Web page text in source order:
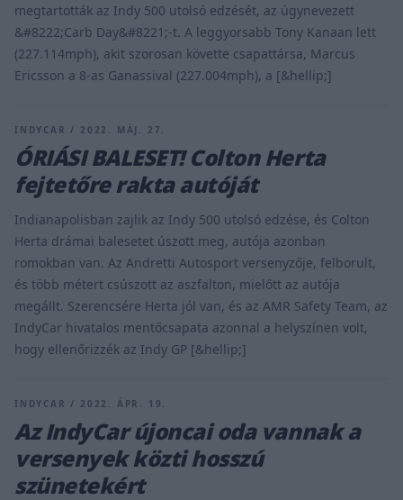
megtartották az Indy 500 utolsó edzését, az úgynevezett
&#8222;Carb Day&#8221;-t. A leggyorsabb Tony Kanaan lett
(227.114mph), akit szorosan követte csapattársa, Marcus
Ericsson a 8-as Ganassival (227.004mph), a [&hellip;]
INDYCAR / 2022. MÁJ. 27.
ÓRIÁSI BALESET! Colton Herta
fejtetőre rakta autóját
Indianapolisban zajlik az Indy 500 utolsó edzése, és Colton
Herta drámai balesetet úszott meg, autója azonban
romokban van. Az Andretti Autosport versenyzője, felborult,
és több métert csúszott az aszfalton, mielőtt az autója
megállt. Szerencsére Herta jól van, és az AMR Safety Team, az
IndyCar hivatalos mentőcsapata azonnal a helyszínen volt,
hogy ellenőrizzék az Indy GP [&hellip;]
INDYCAR / 2022. ÁPR. 19.
Az IndyCar újoncai oda vannak a
versenyek közti hosszú
szünetekért